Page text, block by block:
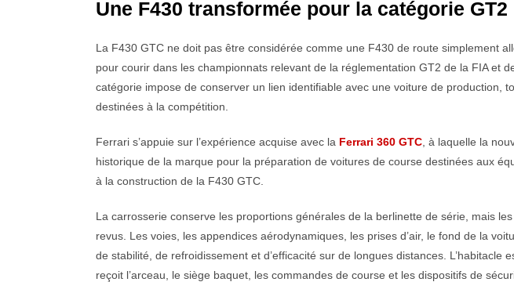
Une F430 transformée pour la catégorie GT2
La F430 GTC ne doit pas être considérée comme une F430 de route simplement
pour courir dans les championnats relevant de la réglementation GT2 de la FIA et
catégorie impose de conserver un lien identifiable avec une voiture de production,
destinées à la compétition.
Ferrari s’appuie sur l’expérience acquise avec la Ferrari 360 GTC , à laquelle la
historique de la marque pour la préparation de voitures de course destinées aux
à la construction de la F430 GTC.
La carrosserie conserve les proportions générales de la berlinette de série, mais
revus. Les voies, les appendices aérodynamiques, les prises d’air, le fond de la
de stabilité, de refroidissement et d’efficacité sur de longues distances. L’habitacle
reçoit l’arceau, le siège baquet, les commandes de course et les dispositifs de